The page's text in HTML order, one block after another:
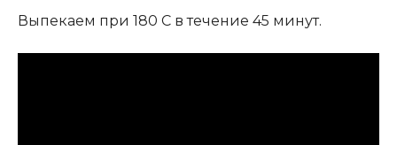
Выпекаем при 180 С в течение 45 минут.